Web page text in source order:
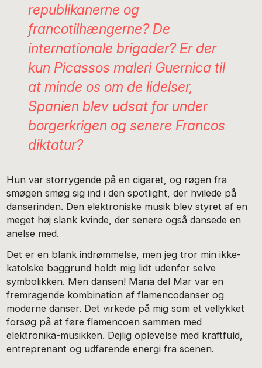
republikanerne og
francotilhængerne? De
internationale brigader? Er der
kun Picassos maleri Guernicatil
at minde os om de lidelser,
Spanien blev udsat for under
borgerkrigen og senere Francos
diktatur?
Hun var storrygende på en cigaret, og røgen fra
smøgen smøg sig ind i den spotlight, der hvilede på
danserinden. Den elektroniske musik blev styret af en
meget høj slank kvinde, der senere også dansede en
anelse med.
Det er en blank indrømmelse, men jeg tror min ikke-
katolske baggrund holdt mig lidt udenfor selve
symbolikken. Men dansen! Maria del Mar var en
fremragende kombination af flamencodanser og
moderne danser. Det virkede på mig som et vellykket
forsøg på at føre flamencoen sammen med
elektronika-musikken. Dejlig oplevelse med kraftfuld,
entreprenant og udfarende energi fra scenen.